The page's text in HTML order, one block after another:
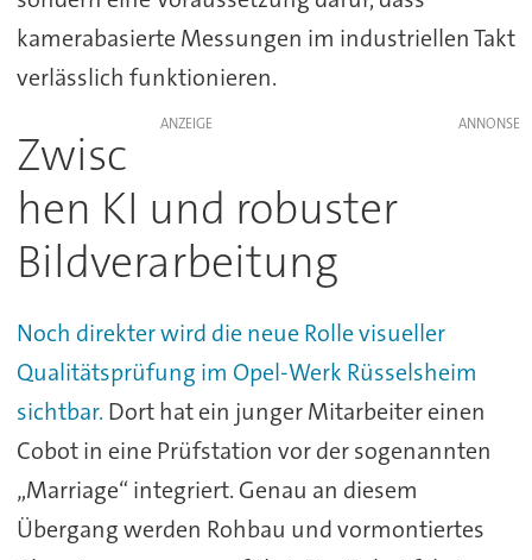
kamerabasierte Messungen im industriellen Takt
verlässlich funktionieren.
ANZEIGE
Zwisc
hen KI und robuster
Bildverarbeitung
Noch direkter wird die neue Rolle visueller
Qualitätsprüfung im Opel-Werk Rüsselsheim
sichtbar. Dort hat ein junger Mitarbeiter einen
Cobot in eine Prüfstation vor der sogenannten
„Marriage“ integriert. Genau an diesem
Übergang werden Rohbau und vormontiertes